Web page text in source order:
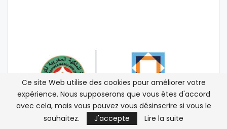
Ce site Web utilise des cookies pour améliorer votre
expérience. Nous supposerons que vous êtes d'accord
avec cela, mais vous pouvez vous désinscrire si vous le
souhaitez.
J'accepte Lire la suite